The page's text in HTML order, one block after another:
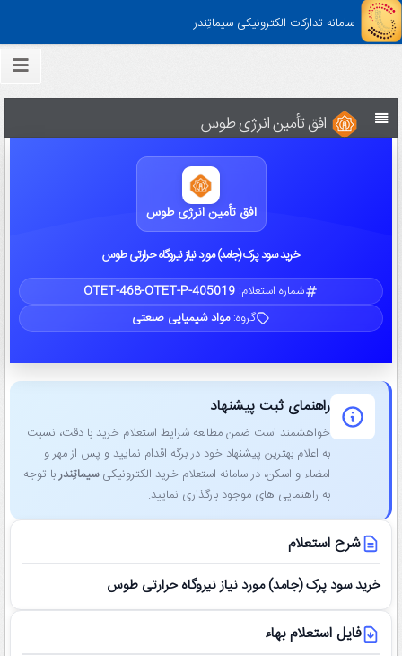
سامانه تدارکات الکترونیکی سیماتِندر
افق تأمین انرژی طوس
افق تأمین انرژی طوس
خرید سود پرک (جامد) مورد نیاز نیروگاه حرارتی طوس
شماره استعلام: OTET-468-OTET-P-405019
گروه:مواد شیمیایی صنعتی
راهنمای ثبت پیشنهاد
خواهشمند است ضمن مطالعه شرایط استعلام خرید با دقت، نسبت
به اعلام بهترین پیشنهاد خود در برگه اقدام نمایید و پس از مهر و
امضاء و اسکن، در سامانه استعلام خرید الکترونیکیسیماتِندربا توجه
به راهنمایی ‌های موجود بارگذاری نمایید.
شرح استعلام
خرید سود پرک (جامد) مورد نیاز نیروگاه حرارتی طوس
فایل استعلام بهاء